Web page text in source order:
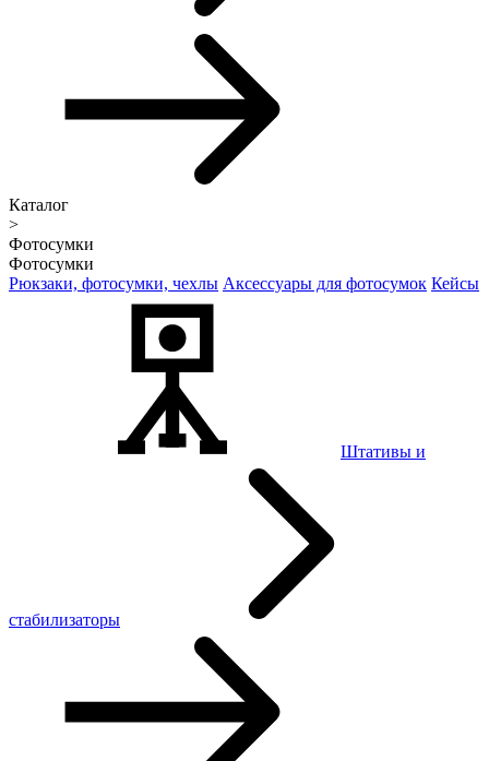
Каталог
>
Фотосумки
Фотосумки
Рюкзаки, фотосумки, чехлы Аксессуары для фотосумок Кейсы
Штативы и
стабилизаторы